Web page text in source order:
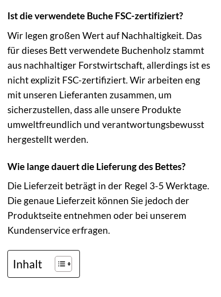
Ist die verwendete Buche FSC-zertifiziert?
Wir legen großen Wert auf Nachhaltigkeit. Das
für dieses Bett verwendete Buchenholz stammt
aus nachhaltiger Forstwirtschaft, allerdings ist es
nicht explizit FSC-zertifiziert. Wir arbeiten eng
mit unseren Lieferanten zusammen, um
sicherzustellen, dass alle unsere Produkte
umweltfreundlich und verantwortungsbewusst
hergestellt werden.
Wie lange dauert die Lieferung des Bettes?
Die Lieferzeit beträgt in der Regel 3-5 Werktage.
Die genaue Lieferzeit können Sie jedoch der
Produktseite entnehmen oder bei unserem
Kundenservice erfragen.
Inhalt